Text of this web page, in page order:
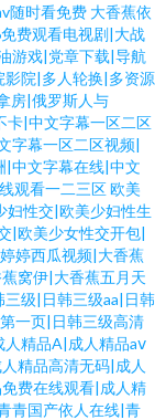
随时看免费 大香蕉依
费观看电视剧|大战
游戏|党章下载|导航
院|多人轮换|多资源
房|俄罗斯人与
卡|中文字幕一区二区
字幕一区二区视频|
|中文字幕在线|中文
观看一二三区欧美
妇性交|欧美少妇性生
|欧美少女性交开包|
婷西瓜视频|大香蕉
窝伊|大香蕉五月天
三级|日韩三级aa|日韩
一页|日韩三级高清
人精品A|成人精品aⅴ
精品高清无码|成人
费在线观看|成人精
青国产依人在线|青